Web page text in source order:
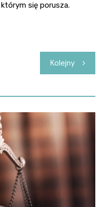
się porusza.
Kolejny